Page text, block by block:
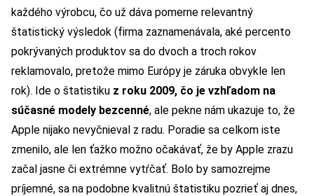
každého výrobcu, čo už dáva pomerne relevantný
štatistický výsledok (firma zaznamenávala, aké percento
pokrývaných produktov sa do dvoch a troch rokov
reklamovalo, pretože mimo Európy je záruka obvykle len
rok). Ide o štatistiku z roku 2009, čo je vzhľadom na
súčasné modely bezcenné, ale pekne nám ukazuje to, že
Apple nijako nevyčnieval z radu. Poradie sa celkom iste
zmenilo, ale len ťažko možno očakávať, že by Apple zrazu
začal jasne či extrémne vytŕčať. Bolo by samozrejme
príjemné, sa na podobne kvalitnú štatistiku pozrieť aj dnes,